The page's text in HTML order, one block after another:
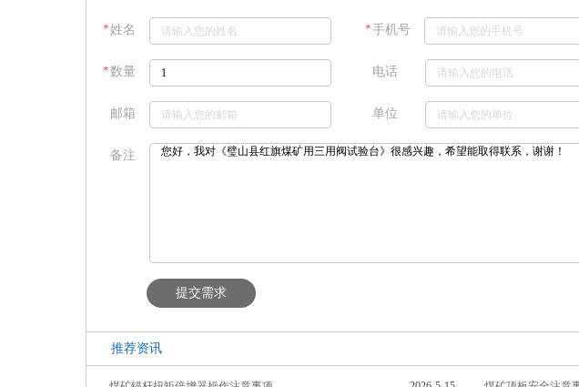
＊姓名 ＊手机号
＊数量 电话
邮箱 单位
备注
提交需求
推荐资讯